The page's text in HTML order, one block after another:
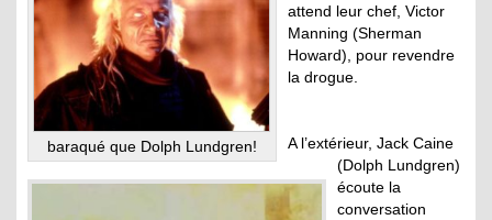
baraqué que Dolph Lundgren!
attend leur chef, Victor
Manning (Sherman
Howard), pour revendre
la drogue.
A l’extérieur, Jack Caine
(Dolph Lundgren)
écoute la
conversation